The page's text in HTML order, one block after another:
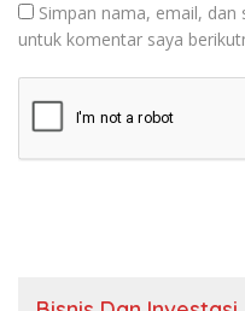
Simpan nama, email,
untuk komentar saya